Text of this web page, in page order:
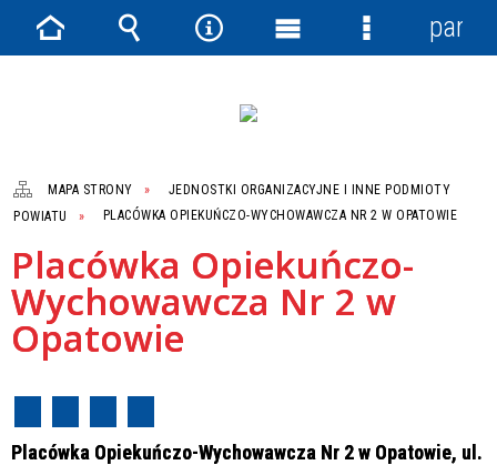
MAPA STRONY
JEDNOSTKI ORGANIZACYJNE I INNE PODMIOTY
POWIATU
PLACÓWKA OPIEKUŃCZO-WYCHOWAWCZA NR 2 W OPATOWIE
Placówka Opiekuńczo-
Wychowawcza Nr 2 w
Opatowie
Placówka Opiekuńczo-Wychowawcza Nr 2 w Opatowie, ul.
Strona Wyszukiwarka
NarzędziaMenu
Menu
panel